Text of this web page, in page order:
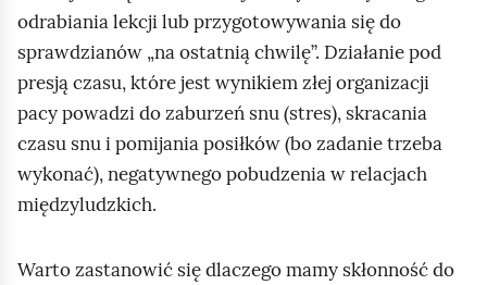
odrabiania lekcji lub przygotowywania się do
sprawdzianów „na ostatnią chwilę”. Działanie pod
presją czasu, które jest wynikiem złej organizacji
pacy powadzi do zaburzeń snu (stres), skracania
czasu snu i pomijania posiłków (bo zadanie trzeba
wykonać), negatywnego pobudzenia w relacjach
międzyludzkich.
Warto zastanowić się dlaczego mamy skłonność do